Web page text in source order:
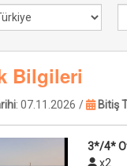
Bilgileri
: 07.11.2026 / Bitiş
3*/4*
x2